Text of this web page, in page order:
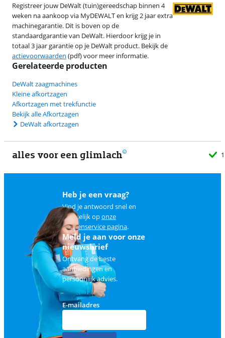
Registreer jouw DeWalt (tuin)gereedschap binnen 4
weken na aankoop via MyDEWALT en krijg 2 jaar extra
machinegarantie. Dit is boven op de
standaardgarantie van DeWalt. Hierdoor krijg je in
totaal 3 jaar garantie op je DeWalt product. Bekijk de
actievoorwaarden (pdf) voor meer informatie.
Gerelateerde producten
DeWalt zaagmachines
Kleine afkortzagen
Afkortzagen met trekfunctie
Bekijk alle Afkortzagen
DeWalt afkortzagen
alles voor een glimlach
Heb je een vraag?
Vind je antwoord snel en
makkelijk oponze
klantenservice pagina.
Meld je aan voor onze
nieuwsbrief
Ontvang de beste
aanbiedingen en
persoonlijk advies.
E-mailadres